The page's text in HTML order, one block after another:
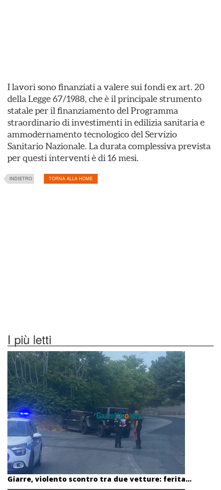
I lavori sono finanziati a valere sui fondi ex art. 20
della Legge 67/1988, che è il principale strumento
statale per il finanziamento del Programma
straordinario di investimenti in edilizia sanitaria e
ammodernamento tecnologico del Servizio
Sanitario Nazionale. La durata complessiva prevista
per questi interventi è di 16 mesi.
INDIETRO TORNA ALLA HOME
I più letti
Giarre, violento scontro tra due vetture: ferita...